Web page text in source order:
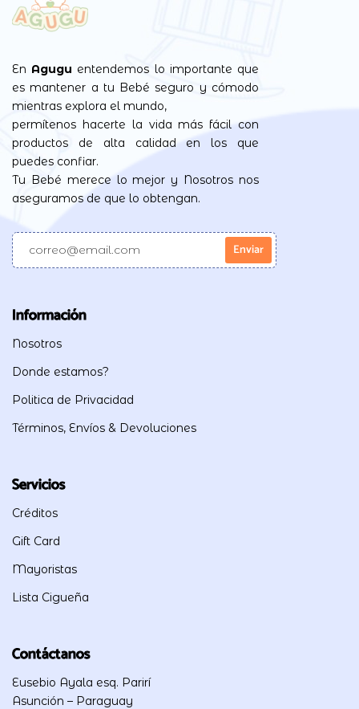
En Agugu entendemos lo importante que
es mantener a tu Bebé seguro y cómodo
mientras explora el mundo,
permítenos hacerte la vida más fácil con
productos de alta calidad en los que
puedes confiar.
Tu Bebé merece lo mejor y Nosotros nos
aseguramos de que lo obtengan.
Información
Nosotros
Donde estamos?
Politica de Privacidad
Términos, Envíos & Devoluciones
Servicios
Créditos
Gift Card
Mayoristas
Lista Cigueña
Contáctanos
Eusebio Ayala esq. Parirí
Asunción – Paraguay